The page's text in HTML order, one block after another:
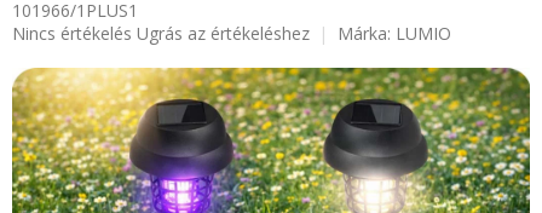
101966/1PLUS1
A
átlagos
értékelése
5-
ből
0.0
csillag.
Nincs értékelés Ugrás az értékeléshez Márka: LUMIO